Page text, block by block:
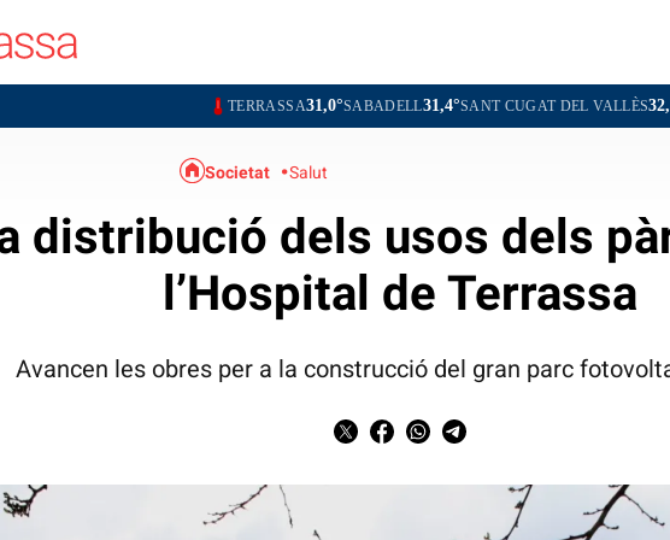
31,0°SABADELL31,4°SANT CUGAT DEL VALLÈS32,2°RUBÍ32,2°
Societat Salut
distribució dels usos dels
l’Hospital de Terrassa
Avancen les obres per a la construcció del gran parc